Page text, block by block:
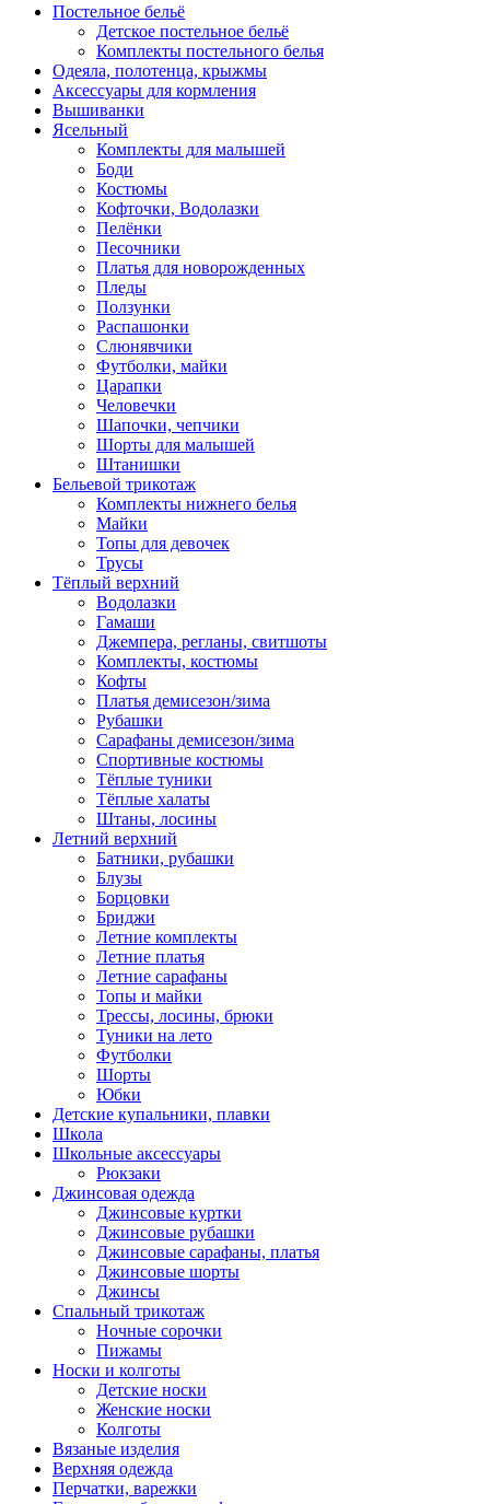
Постельное бельё
Детское постельное бельё
Комплекты постельного белья
Одеяла, полотенца, крыжмы
Аксессуары для кормления
Вышиванки
Ясельный
Комплекты для малышей
Боди
Костюмы
Кофточки, Водолазки
Пелёнки
Песочники
Платья для новорожденных
Пледы
Ползунки
Распашонки
Слюнявчики
Футболки, майки
Царапки
Человечки
Шапочки, чепчики
Шорты для малышей
Штанишки
Бельевой трикотаж
Комплекты нижнего белья
Майки
Топы для девочек
Трусы
Тёплый верхний
Водолазки
Гамаши
Джемпера, регланы, свитшоты
Комплекты, костюмы
Кофты
Платья демисезон/зима
Рубашки
Сарафаны демисезон/зима
Спортивные костюмы
Тёплые туники
Тёплые халаты
Штаны, лосины
Летний верхний
Батники, рубашки
Блузы
Борцовки
Бриджи
Летние комплекты
Летние платья
Летние сарафаны
Топы и майки
Трессы, лосины, брюки
Туники на лето
Футболки
Шорты
Юбки
Детские купальники, плавки
Школа
Школьные аксессуары
Рюкзаки
Джинсовая одежда
Джинсовые куртки
Джинсовые рубашки
Джинсовые сарафаны, платья
Джинсовые шорты
Джинсы
Спальный трикотаж
Ночные сорочки
Пижамы
Носки и колготы
Детские носки
Женские носки
Колготы
Вязаные изделия
Верхняя одежда
Перчатки, варежки